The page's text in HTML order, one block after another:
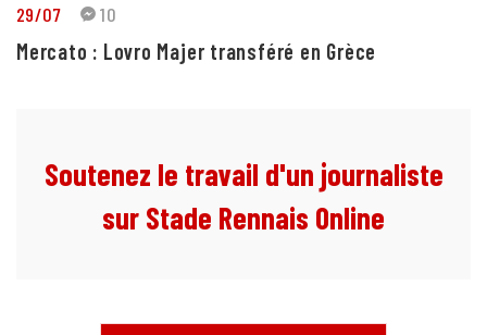
29/07 10
Mercato : Lovro Majer transféré en Grèce
Soutenez le travail d'un journaliste
sur Stade Rennais Online